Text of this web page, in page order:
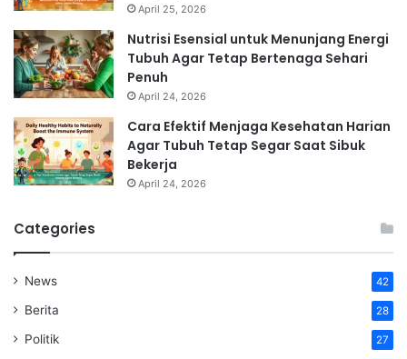
April 25, 2026
Nutrisi Esensial untuk Menunjang Energi
Tubuh Agar Tetap Bertenaga Sehari
Penuh
April 24, 2026
Cara Efektif Menjaga Kesehatan Harian
Agar Tubuh Tetap Segar Saat Sibuk
Bekerja
April 24, 2026
Categories
News 42
Berita 28
Politik 27